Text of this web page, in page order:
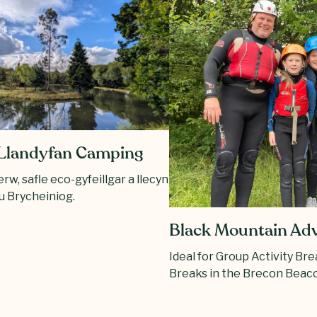
Camping
safle eco-gyfeillgar a llecyn
Brycheiniog.
Black Mountain
Ideal for Group Activity
Breaks in the Brecon